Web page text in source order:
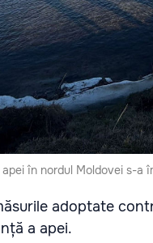
în nordul Moldovei s-a
adoptate
a apei.